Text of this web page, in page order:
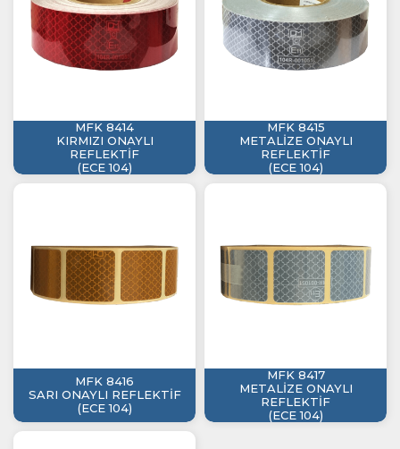
MFK 8414
KIRMIZI ONAYLI
REFLEKTİF
(ECE 104)
MFK 8415
METALİZE ONAYLI
REFLEKTİF
(ECE 104)
MFK 8416
SARI ONAYLI REFLEKTİF
(ECE 104)
MFK 8417
METALİZE ONAYLI
REFLEKTİF
(ECE 104)